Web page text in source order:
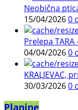
Neobična
15/04/20260
Prelepa
04/04/20260
KRALJEVAC,
30/03/20260
Planine